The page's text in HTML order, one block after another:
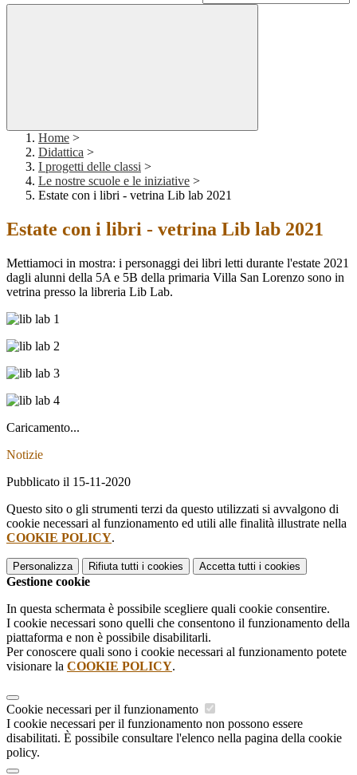
Home >
Didattica >
I progetti delle classi >
Le nostre scuole e le iniziative >
Estate con i libri - vetrina Lib lab 2021
Estate con i libri - vetrina Lib lab 2021
Mettiamoci in mostra: i personaggi dei libri letti durante l'estate 2021
dagli alunni della 5A e 5B della primaria Villa San Lorenzo sono in
vetrina presso la libreria Lib Lab.
Caricamento...
Notizie
Pubblicato il 15-11-2020
Questo sito o gli strumenti terzi da questo utilizzati si avvalgono di
cookie necessari al funzionamento ed utili alle finalità illustrate nella
COOKIE POLICY.
Personalizza Rifiuta tutti i cookies Accetta tutti i cookies
Gestione cookie
In questa schermata è possibile scegliere quali cookie consentire.
I cookie necessari sono quelli che consentono il funzionamento della
piattaforma e non è possibile disabilitarli.
Per conoscere quali sono i cookie necessari al funzionamento potete
visionare la COOKIE POLICY.
Cookie necessari per il funzionamento
I cookie necessari per il funzionamento non possono essere
disabilitati. È possibile consultare l'elenco nella pagina della cookie
policy.